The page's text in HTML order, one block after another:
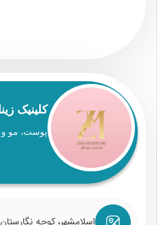
کلینیک
پوست، مو و